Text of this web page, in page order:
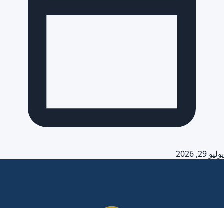
يوليو 29, 2026